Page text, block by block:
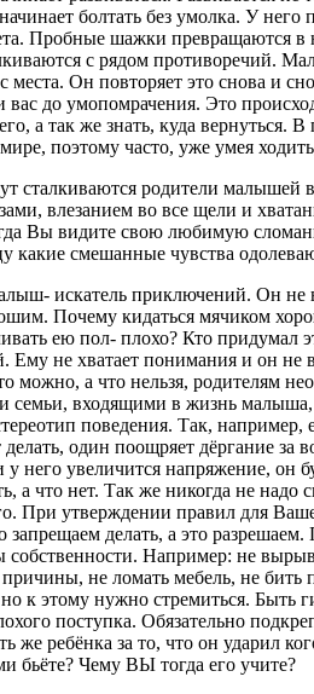
болтать без умолка. У него
Пробные шажки превращаются в
с рядом противоречий.
места. Он повторяет это снова и
вас до умопомрачения. Это
а так же знать, куда вернуться.
поэтому часто, уже умея
сталкиваются родители малышей
влезанием во все щели и
Вы видите свою любимую
какие смешанные чувства
искатель приключений. Он не
Почему кидаться мячиком
ею пол- плохо? Кто придумал
Ему не хватает понимания и он не
можно, а что нельзя, родителям
семьи, входящими в жизнь
поведения. Так, например,
делать, один поощряет дёргание за
у него увеличится напряжение,
а что нет. Так же никогда не
При утверждении правил для
запрещаем делать, а это
собственности. Например: не
причины, не ломать мебель, не
к этому нужно стремиться. Быть
поступка. Обязательно
же ребёнка за то, что он ударил
бьёте? Чему ВЫ тогда его учите?